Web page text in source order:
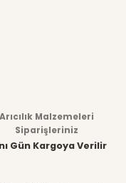
Arıcılık Malzemeleri
Siparişleriniz
Gün Kargoya Verilir